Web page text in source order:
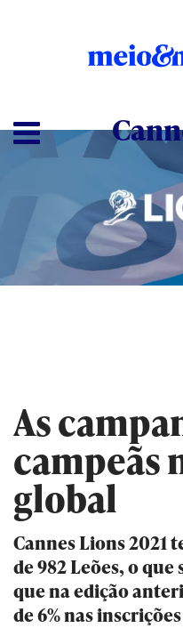
As
campeãs
global
Cannes Lions 2021
de 982 Leões, o
que na edição
de 6% nas inscrições